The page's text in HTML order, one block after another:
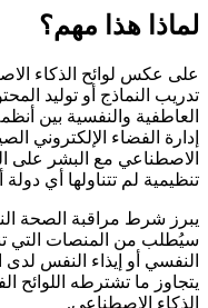
لماذا هذا مهم؟
على عكس لوائح الذكاء
تدريب النماذج أو توليد
العاطفية والنفسية بين
إدارة الفضاء الإلكتروني
الاصطناعي مع البشر
تنظيمية لم تتناولها أي
يبرز شرط مراقبة الصحة
سيُطلب من المنصات التي
النفسي أو إيذاء النفس لدى
يتجاوز ما تشترطه اللوائح
الذكاء الاصطناعي.